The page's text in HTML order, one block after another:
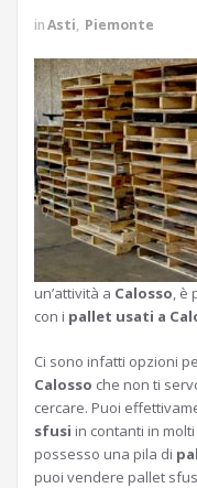
inAsti, Piemonte
un’attività a Calosso, è
con i pallet usati a
Ci sono infatti opzioni
Calosso che non ti
cercare. Puoi
sfusi in contanti in
possesso una pila di
puoi vendere pallet